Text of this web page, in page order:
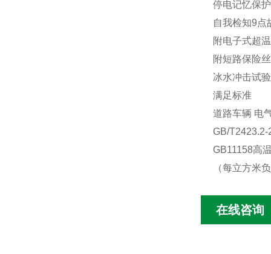
停电记忆保
自我检知9
附电子式超
附短路保险
冰水冲击试
满足标准
道路车辆 电
GB/
GB11158高
（每立方米
在线咨询